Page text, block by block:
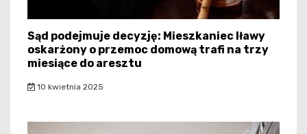
Sąd podejmuje decyzję: Mieszkaniec Iławy
oskarżony o przemoc domową trafi na trzy
miesiące do aresztu
10 kwietnia 2025